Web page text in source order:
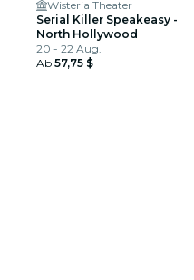
Wisteria Theater
Serial Killer Speakeasy -
North Hollywood
20 - 22 Aug.
Ab 57,75 $